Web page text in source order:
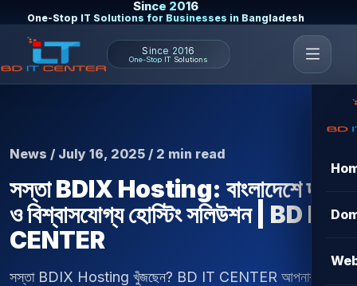
Since 2016
One-Stop IT Solutions for Businesses in Bangladesh
Since 2016
One-Stop IT Solutions
News / July 16, 2025 / 2 min read
সস্তা BDIX Hosting: বাংলাদেশে দ্রুত
ও বিশ্বাসযোগ্য হোস্টিং সলিউশন | BD IT
CENTER
সস্তা BDIX Hosting খুঁজছেন? BD IT CENTER আপনার জন্য